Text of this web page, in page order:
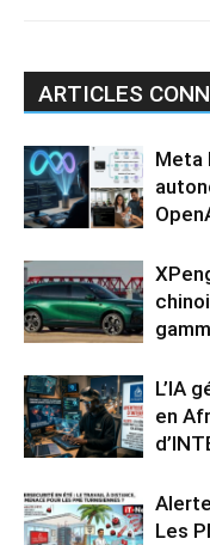
ARTICLES
Meta
L’IA
en
Les